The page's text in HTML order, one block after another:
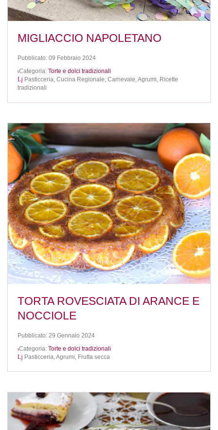
MIGLIACCIO NAPOLETANO
Pubblicato: 09 Febbraio 2024
Categoria: Torte e dolci tradizionali
Pasticceria, Cucina Regionale, Carnevale,Agrumi, Ricette
tradizionali
TORTA ROVESCIATA DI ARANCE E
NOCCIOLE
Pubblicato: 29 Gennaio 2024
Categoria: Torte e dolci tradizionali
Pasticceria,Agrumi, Frutta secca